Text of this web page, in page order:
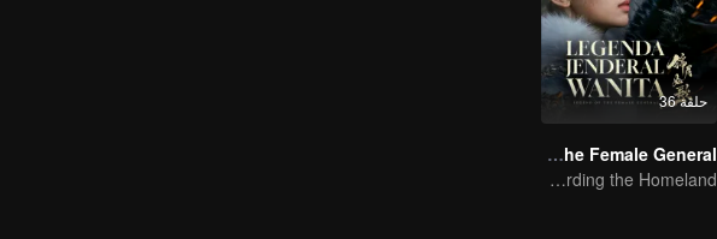
حلقة 36
Legend of The Female General
Zhou Ye and Cheng Lei Star in Drama About a Young General Guarding the Homeland